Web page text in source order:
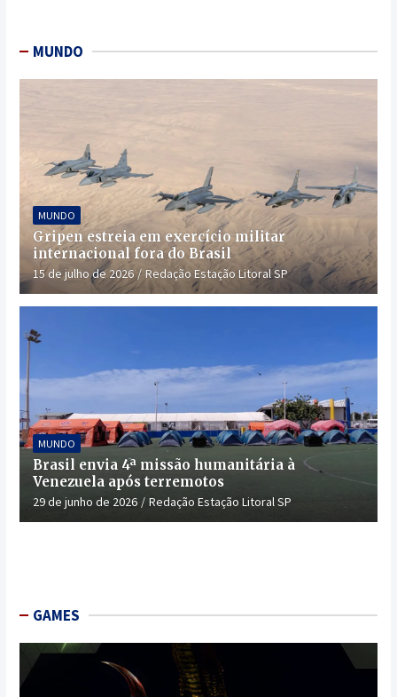
MUNDO
MUNDO
Gripen estreia em exercício militar
internacional fora do Brasil
15 de julho de 2026 Redação Estação Litoral SP
MUNDO
Brasil envia 4ª missão humanitária à
Venezuela após terremotos
29 de junho de 2026 Redação Estação Litoral SP
GAMES